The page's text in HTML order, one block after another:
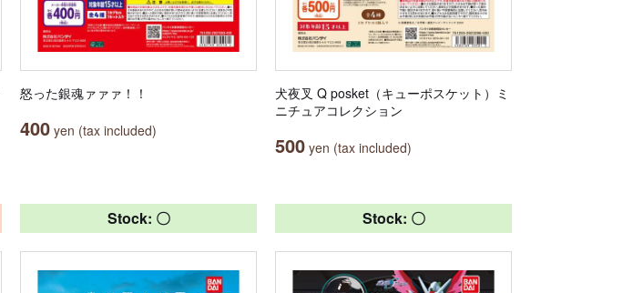
怒った銀魂ァァァ！！
400 yen (tax included)
犬夜叉 Q posket（キューポスケット）ミ
ニチュアコレクション
500 yen (tax included)
Stock: 〇 Stock: 〇